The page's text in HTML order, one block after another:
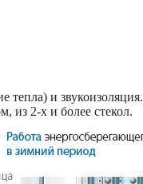
тепла) и звукоизоляция.
из 2-х и более стекол.